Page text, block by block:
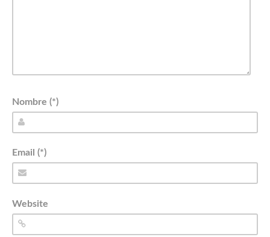
Nombre (*)
Email (*)
Website